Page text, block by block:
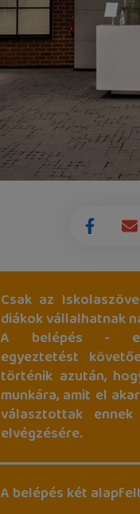
Csak az
diákok vállalhatnak
A belépés -
egyeztetést
történik azután,
munkára, amit el
választottak
elvégzésére.
A belépés két